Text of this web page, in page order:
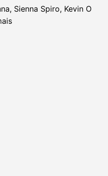
Sienna Spiro, Kevin O